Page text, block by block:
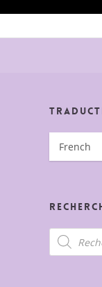
Recherche
de
produits